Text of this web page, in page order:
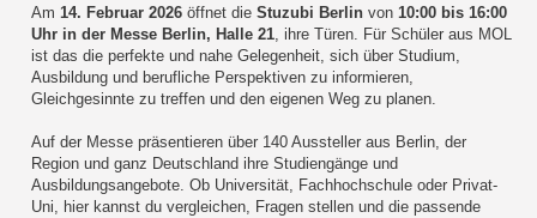
Am14. Februar 2026 öffnet dieStuzubi Berlin von10:00 bis 16:00
Uhr in der Messe Berlin, Halle 21, ihre Türen. Für Schüler aus MOL
ist das die perfekte und nahe Gelegenheit, sich über Studium,
Ausbildung und berufliche Perspektiven zu informieren,
Gleichgesinnte zu treffen und den eigenen Weg zu planen.
Auf der Messe präsentieren über 140 Aussteller aus Berlin, der
Region und ganz Deutschland ihre Studiengänge und
Ausbildungsangebote. Ob Universität, Fachhochschule oder Privat-
Uni, hier kannst du vergleichen, Fragen stellen und die passende